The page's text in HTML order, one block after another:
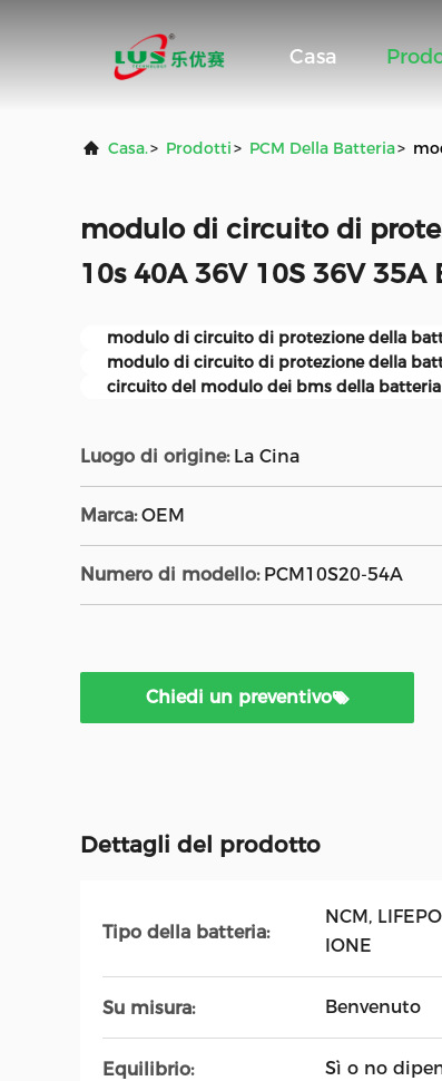
Casa
Casa.> Prodotti> PCM Della Batteria>
modulo di circuito di
10s 40A 36V 10S 36V
modulo di circuito di protezione della
modulo di circuito di protezione della
circuito del modulo dei bms della batteria
Luogo di origine: La Cina
Marca: OEM
Numero di modello: PCM10S20-54A
Chiedi un preventivo
Dettagli del prodotto
Tipo della batteria:
NCM,
IONE
Su misura: Benvenuto
Equilibrio: Sì o no